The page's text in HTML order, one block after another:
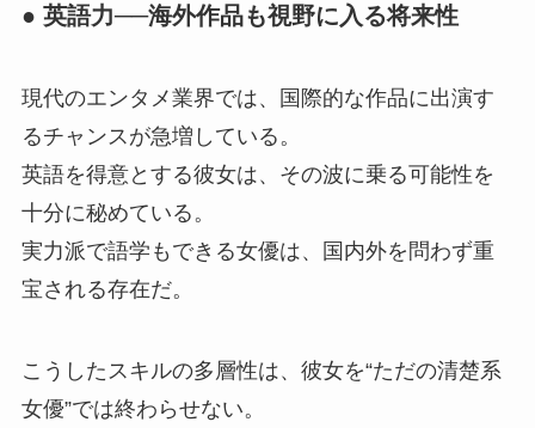
● 英語力──海外作品も視野に入る将来性
現代のエンタメ業界では、国際的な作品に出演す
るチャンスが急増している。
英語を得意とする彼女は、その波に乗る可能性を
十分に秘めている。
実力派で語学もできる女優は、国内外を問わず重
宝される存在だ。
こうしたスキルの多層性は、彼女を“ただの清楚系
女優”では終わらせない。